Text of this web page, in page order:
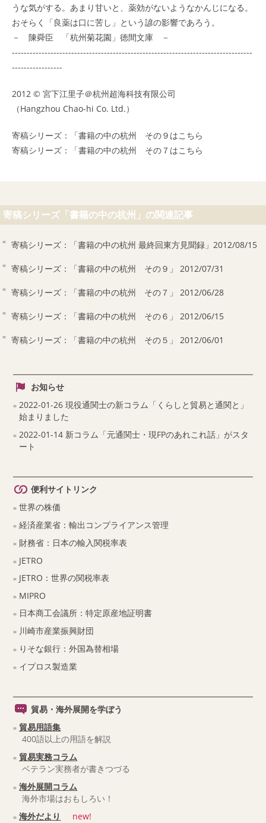
うな気がする。あまり甘いと、薬効がないようなかんじになる。
おそらく「良薬は口に苦し」という諺の影響であろう。
－ 陳舜臣 「杭州菊花園」徳間文庫 －
---------------------------------------------------------------------------------
-----------------
2012 © 宮下江里子＠杭州超海科技有限公司
（Hangzhou Chao-hi Co. Ltd.）
寄稿シリーズ：「書籍の中の杭州 その９はこちら
寄稿シリーズ：「書籍の中の杭州 その７はこちら
寄稿シリーズ「書籍の中の杭州」の関連記事
寄稿シリーズ：「書籍の中の杭州 最終回東方見聞録」2012/08/15
寄稿シリーズ：「書籍の中の杭州 その９」 2012/07/31
寄稿シリーズ：「書籍の中の杭州 その７」 2012/06/28
寄稿シリーズ：「書籍の中の杭州 その６」 2012/06/15
寄稿シリーズ：「書籍の中の杭州 その５」 2012/06/01
お知らせ
2022-01-26 現役通関士の新コラム「くらしと貿易と通関と」
始まりました
2022-01-14 新コラム「元通関士・現FPのあれこれ話」がスタ
ート
便利サイトリンク
世界の株価
経済産業省：輸出コンプライアンス管理
財務省：日本の輸入関税率表
JETRO
JETRO：世界の関税率表
MIPRO
日本商工会議所：特定原産地証明書
川崎市産業振興財団
りそな銀行：外国為替相場
イプロス製造業
貿易・海外展開を学ぼう
貿易用語集
400語以上の用語を解説
貿易実務コラム
ベテラン実務者が書きつづる
海外展開コラム
海外市場はおもしろい！
海外だより
new!